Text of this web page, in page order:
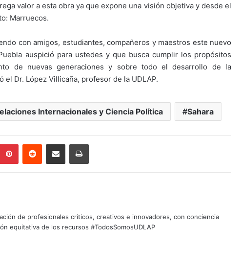
valor a esta obra ya que expone una visión objetiva y desde el
Marruecos.
con amigos, estudiantes, compañeros y maestros este nuevo
auspició para ustedes y que busca cumplir los propósitos
de nuevas generaciones y sobre todo el desarrollo de la
Dr. López Villicaña, profesor de la UDLAP.
Internacionales y Ciencia Política Sahara
PinterestReddit Share via Email Print
de profesionales críticos, creativos e innovadores, con conciencia
equitativa de los recursos #TodosSomosUDLAP